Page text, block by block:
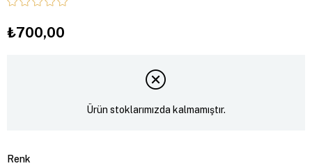
₺700,00
Ürün stoklarımızda kalmamıştır.
Renk